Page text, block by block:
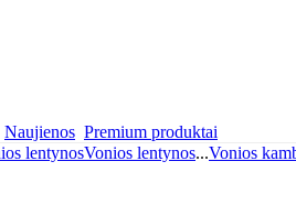
Naujienos Premium produktai
lentynosVonios lentynos...Vonios